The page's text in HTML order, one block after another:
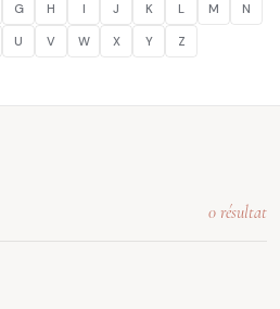
G H I J K L M N
U V W X Y Z
0 résultat